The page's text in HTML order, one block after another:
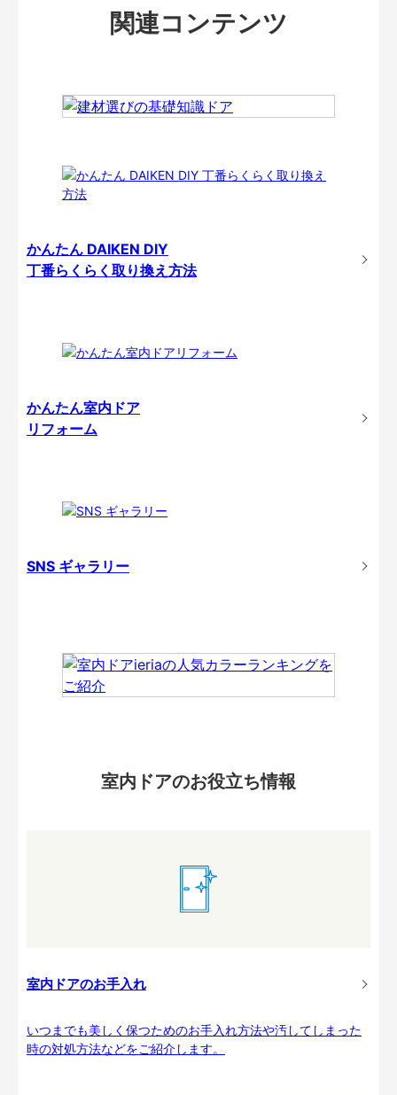
関連コンテンツ
かんたん DAIKEN DIY
丁番らくらく取り換え方法
かんたん室内ドア
リフォーム
SNS ギャラリー
室内ドアのお役立ち情報
室内ドアのお手入れ
いつまでも美しく保つためのお手入れ方法や汚してしまった
時の対処方法などをご紹介します。